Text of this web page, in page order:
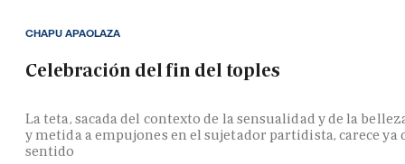
Celebración del fin del toples
La teta, sacada del contexto de la sensualidad y de la
y metida a empujones en el sujetador partidista, carece ya
sentido
CHAPU APAOLAZA